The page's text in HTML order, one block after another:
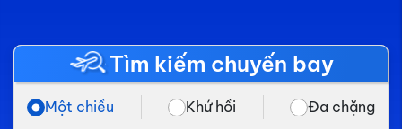
Tìm kiếm chuyến bay
Một chiều Khứ hồi Đa chặng